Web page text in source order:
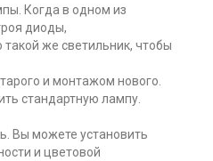
Когда в одном из
диоды,
такой же светильник, чтобы
и монтажом нового.
стандартную лампу.
Вы можете установить
и цветовой